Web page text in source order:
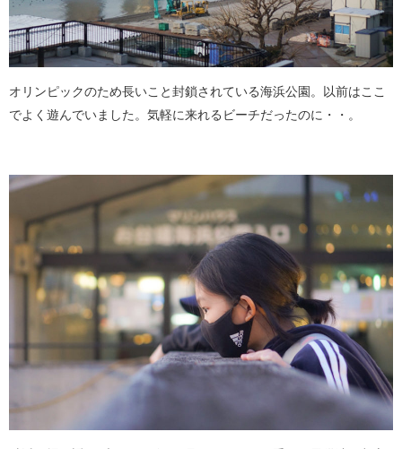
オリンピックのため長いこと封鎖されている海浜公園。以前はここ
でよく遊んでいました。気軽に来れるビーチだったのに・・。